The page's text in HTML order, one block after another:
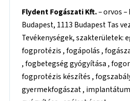
Flydent Fogászati Kft.– orvos
Budapest, 1113 Budapest Tas
Tevékenységek, szakterületek:
fogprotézis , fogápolás ,
, fogbetegség gyógyítása ,
fogprotézis készítés ,
gyermekfogászat ,